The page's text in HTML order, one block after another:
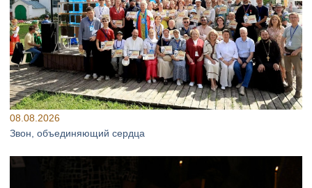
08.08.2026
Звон, объединяющий сердца